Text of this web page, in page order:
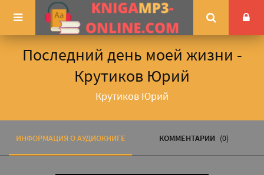
Последний день моей жизни -
Крутиков Юрий
Крутиков Юрий
ИНФОРМАЦИЯ О АУДИОКНИГЕ КОММЕНТАРИИ (0)